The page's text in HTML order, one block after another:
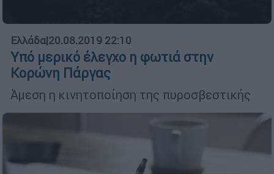
Ελλάδα|20.08.2019 22:10
Υπό μερικό έλεγχο η φωτιά στην
Κορώνη Πάργας
Άμεση η κινητοποίηση της πυροσβεστικής